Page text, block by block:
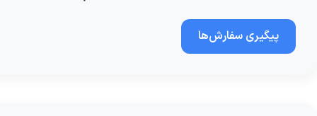
پیگیری سفارش‌ها